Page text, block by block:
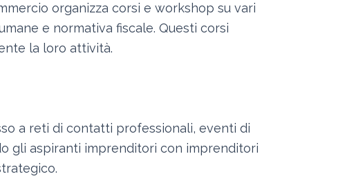
organizza corsi e workshop su vari
e normativa fiscale. Questi corsi
la loro attività.
a reti di contatti professionali, eventi di
gli aspiranti imprenditori con imprenditori